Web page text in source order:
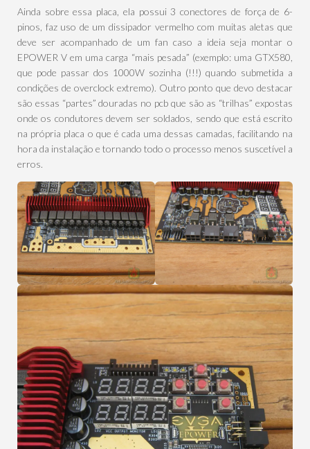
Ainda sobre essa placa, ela possui 3 conectores de força de 6-
pinos, faz uso de um dissipador vermelho com muitas aletas que
deve ser acompanhado de um fan caso a ideia seja montar o
EPOWER V em uma carga “mais pesada” (exemplo: uma GTX580,
que pode passar dos 1000W sozinha (!!!) quando submetida a
condições de overclock extremo). Outro ponto que devo destacar
são essas “partes” douradas no pcb que são as “trilhas” expostas
onde os condutores devem ser soldados, sendo que está escrito
na própria placa o que é cada uma dessas camadas, facilitando na
hora da instalação e tornando todo o processo menos suscetível a
erros.